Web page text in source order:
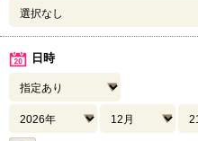
日時